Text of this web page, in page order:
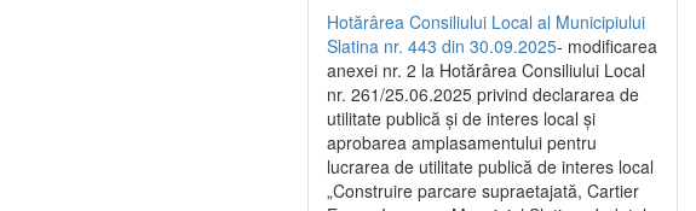
Hotărârea Consiliului Local al Municipiului
Slatina nr. 443 din 30.09.2025- modificarea
anexei nr. 2 la Hotărârea Consiliului Local
nr. 261/25.06.2025 privind declararea de
utilitate publică şi de interes local şi
aprobarea amplasamentului pentru
lucrarea de utilitate publică de interes local
„Construire parcare supraetajată, Cartier